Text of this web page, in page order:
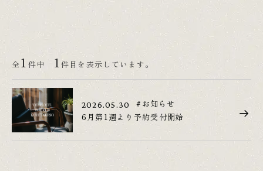
全1 件中 1件目を表示しています。
2026.05.30
#お知らせ
6月第1週より予約受付開始